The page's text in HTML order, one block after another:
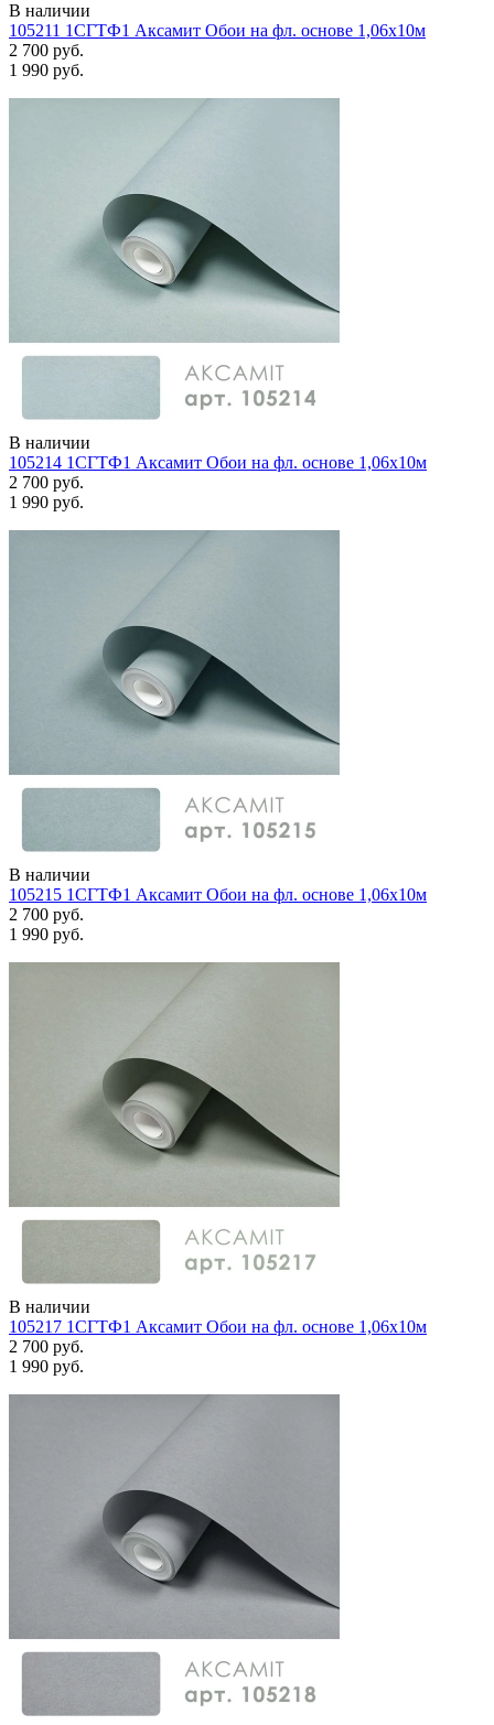
В наличии
105211 1СГТФ1 Аксамит Обои на фл. основе 1,06х10м
2 700 руб.
1 990 руб.
В наличии
105214 1СГТФ1 Аксамит Обои на фл. основе 1,06х10м
2 700 руб.
1 990 руб.
В наличии
105215 1СГТФ1 Аксамит Обои на фл. основе 1,06х10м
2 700 руб.
1 990 руб.
В наличии
105217 1СГТФ1 Аксамит Обои на фл. основе 1,06х10м
2 700 руб.
1 990 руб.